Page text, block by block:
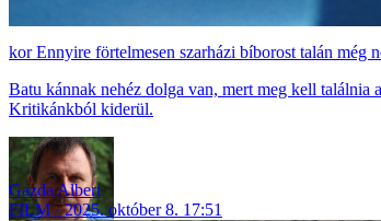
Ennyire förtelmesen szarházi bíborost talán még
Batu kánnak nehéz dolga van, mert meg kell találnia
Kritikánkból kiderül.
Gazda Albert
FILM
2025. október 8. 17:51